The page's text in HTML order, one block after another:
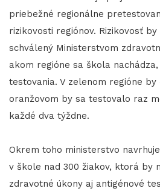
priebežné regionálne
rizikovosti regiónov. Rizikovosť
schválený Ministerstvom
akom regióne sa škola
testovania. V zelenom regióne
oranžovom by sa testovalo raz
každé dva týždne.
Okrem toho ministerstvo
v škole nad 300 žiakov, ktorá by
zdravotné úkony aj antigénové